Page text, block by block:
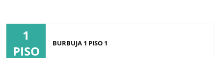
1
PISO
BURBUJA 1 PISO 1